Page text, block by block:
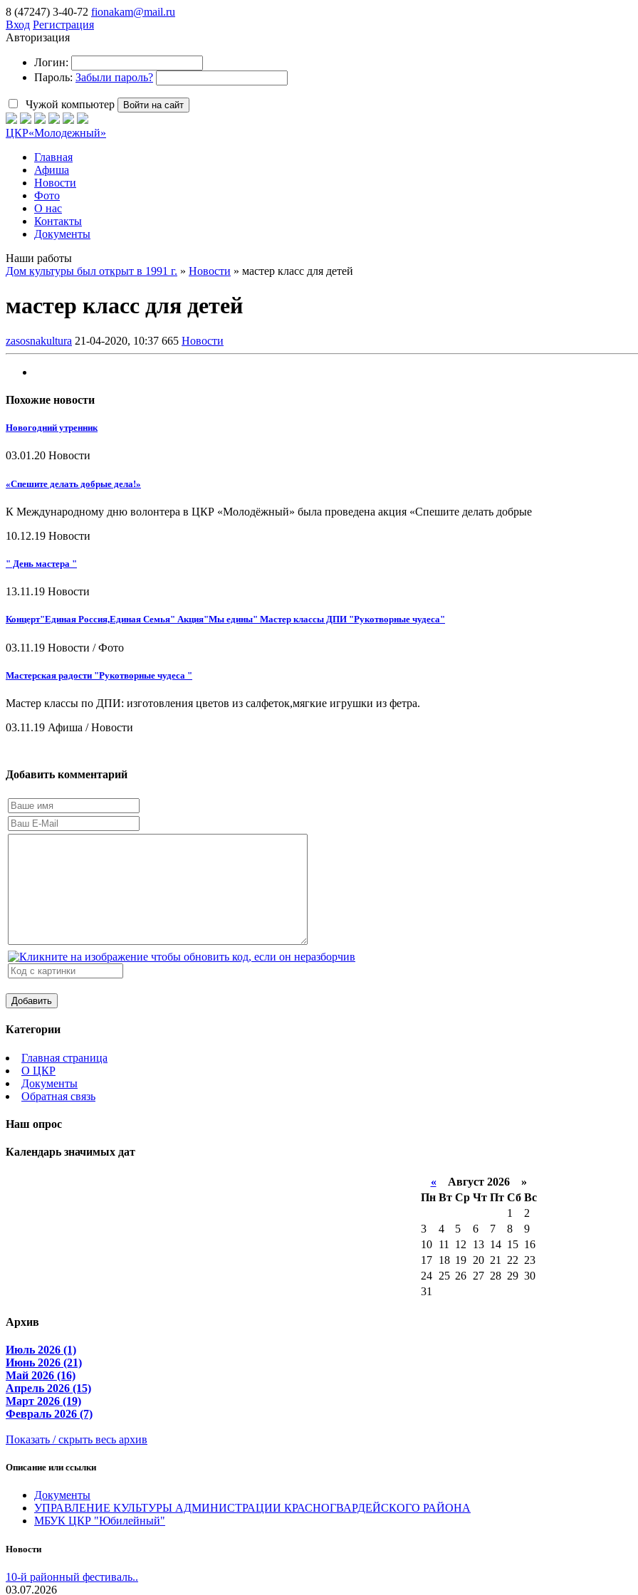
8 (47247) 3-40-72 fionakam@mail.ru
Вход Регистрация
Авторизация
Логин:
Пароль: Забыли пароль?
Чужой компьютер Войти на сайт
ЦКР«Молодежный»
Главная
Афиша
Новости
Фото
О нас
Контакты
Документы
Наши работы
Дом культуры был открыт в 1991 г. » Новости » мастер класс для детей
мастер класс для детей
zasosnakultura 21-04-2020, 10:37 665 Новости
Похожие новости
Новогодний утренник
03.01.20 Новости
«Спешите делать добрые дела!»
К Международному дню волонтера в ЦКР «Молодёжный» была проведена акция «Спешите делать добрые
10.12.19 Новости
" День мастера "
13.11.19 Новости
Концерт"Единая Россия,Единая Семья" Акция"Мы едины" Мастер классы ДПИ "Рукотворные чудеса"
03.11.19 Новости / Фото
Мастерская радости "Рукотворные чудеса "
Мастер классы по ДПИ: изготовления цветов из салфеток,мягкие игрушки из фетра.
03.11.19 Афиша / Новости
Добавить комментарий
Категории
Главная страница
О ЦКР
Документы
Обратная связь
Наш опрос
Календарь значимых дат
«Август 2026 »
Пн Вт Ср Чт Пт Сб Вс
1
2
3
4 5 6 7 8
9
10
11 12 13 14 15 16
17
18 19 20 21 22 23
24 25 26 27 28 29 30
31
Архив
Июль 2026 (1)
Июнь 2026 (21)
Май 2026 (16)
Апрель 2026 (15)
Март 2026 (19)
Февраль 2026 (7)
Показать / скрыть весь архив
Описание или ссылки
Документы
УПРАВЛЕНИЕ КУЛЬТУРЫ АДМИНИСТРАЦИИ КРАСНОГВАРДЕЙСКОГО РАЙОНА
МБУК ЦКР "Юбилейный"
Новости
10-й районный фестиваль..
03.07.2026